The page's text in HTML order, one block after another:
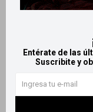
Entérate de las
Suscribite y
LlegaHOY